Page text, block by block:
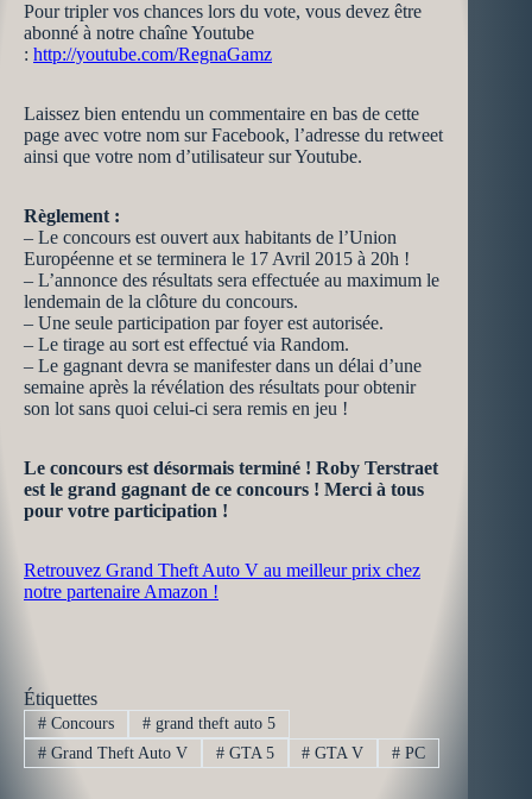
Pour tripler vos chances lors du vote, vous devez être
abonné à notre chaîne Youtube
: http://youtube.com/RegnaGamz
Laissez bien entendu un commentaire en bas de cette
page avec votre nom sur Facebook, l’adresse du retweet
ainsi que votre nom d’utilisateur sur Youtube.
Règlement :
– Le concours est ouvert aux habitants de l’Union
Européenne et se terminera le 17 Avril 2015 à 20h !
– L’annonce des résultats sera effectuée au maximum le
lendemain de la clôture du concours.
– Une seule participation par foyer est autorisée.
– Le tirage au sort est effectué via Random.
– Le gagnant devra se manifester dans un délai d’une
semaine après la révélation des résultats pour obtenir
son lot sans quoi celui-ci sera remis en jeu !
Le concours est désormais terminé ! Roby Terstraet
est le grand gagnant de ce concours ! Merci à tous
pour votre participation !
Retrouvez Grand Theft Auto V au meilleur prix chez
notre partenaire Amazon !
Étiquettes
#Concours #grand theft auto 5
#Grand Theft Auto V #GTA 5 # GTA V # PC